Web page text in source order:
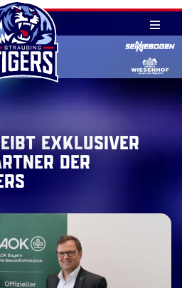
exklusiver
der